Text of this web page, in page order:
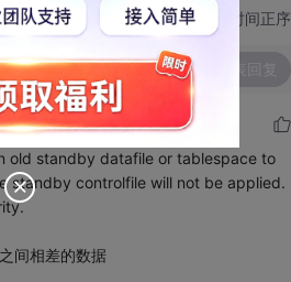
切换为时间正序
old standby datafile or tablespace to
standby controlfile will not be applied.
间相差的数据